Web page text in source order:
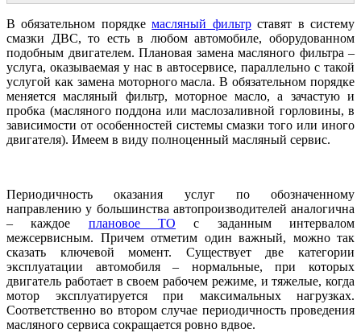
В обязательном порядкемасляный фильтрставят в систему
смазки ДВС, то есть в любом автомобиле, оборудованном
подобным двигателем. Плановая замена масляного фильтра –
услуга, оказываемая у нас в автосервисе, параллельно с такой
услугой как замена моторного масла. В обязательном порядке
меняется масляный фильтр, моторное масло, а зачастую и
пробка (масляного поддона или маслозаливной горловины, в
зависимости от особенностей системы смазки того или иного
двигателя). Имеем в виду полноценный масляный сервис.
Периодичность оказания услуг по обозначенному
направлению у большинства автопроизводителей аналогична
– каждое плановое ТО с заданным интервалом
межсервисным. Причем отметим один важный, можно так
сказать ключевой момент. Существует две категории
эксплуатации автомобиля – нормальные, при которых
двигатель работает в своем рабочем режиме, и тяжелые, когда
мотор эксплуатируется при максимальных нагрузках.
Соответственно во втором случае периодичность проведения
масляного сервиса сокращается ровно вдвое.